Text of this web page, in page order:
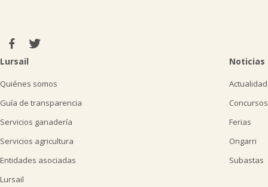
Lursail
Quiénes somos
Guía de transparencia
Servicios ganadería
Servicios agricultura
Entidades asociadas
Lursail
Noticias
Actualidad
Concursos
Ferias
Ongarri
Subastas